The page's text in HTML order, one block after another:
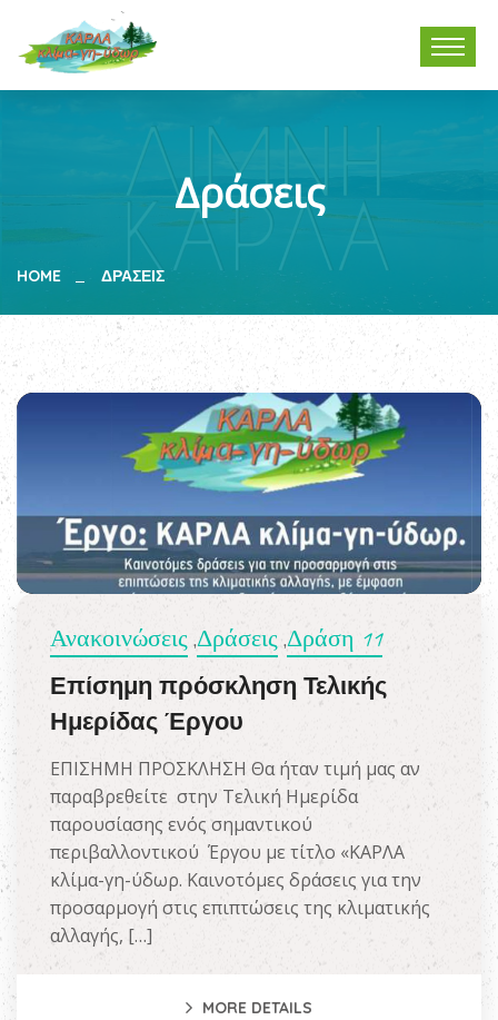
Δράσεις
HOME ΔΡΆΣΕΙΣ
Ανακοινώσεις ,Δράσεις ,Δράση 11
Επίσημη πρόσκληση Τελικής
Ημερίδας Έργου
ΕΠΙΣΗΜΗ ΠΡΟΣΚΛΗΣΗ Θα ήταν τιμή μας αν
παραβρεθείτε στην Τελική Ημερίδα
παρουσίασης ενός σημαντικού
περιβαλλοντικού Έργου με τίτλο «ΚΑΡΛΑ
κλίμα-γη-ύδωρ. Καινοτόμες δράσεις για την
προσαρμογή στις επιπτώσεις της κλιματικής
αλλαγής, […]
MORE DETAILS